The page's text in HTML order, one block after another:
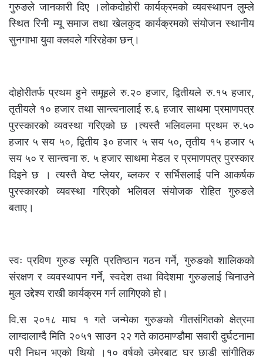
गुरुङले जानकारी दिए ।लोकदोहोरी कार्यक्रमको व्यवस्थापन लुम्ले
स्थित रिनी म्यू समाज तथा खेलकुद कार्यक्रमको संयोजन स्थानीय
सुनगाभा युवा क्लवले गरिरहेका छन्।
दोहोरीतर्फ प्रथम हुने समूहले रु.२० हजार, द्वितीयले रु.१५ हजार,
तृतीयले १० हजार तथा सान्त्वनालाई रु.६ हजार साथमा प्रमाणपत्र
पुरस्कारको व्यवस्था गरिएको छ ।त्यस्तै भलिवलमा प्रथम रु.५०
हजार ५ सय ५०, द्वितीय ३० हजार ५ सय ५०, तृतीय १५ हजार ५
सय ५० र सान्त्वना रु. ५ हजार साथमा मेडल र प्रमाणपत्र पुरस्कार
दिइने छ । त्यस्तै वेष्ट प्लेयर, ब्लकर र सर्भिसलाई पनि आकर्षक
पुरस्कारको व्यवस्था गरिएको भलिवल संयोजक रोहित गुरुङले
बताए।
स्वः प्रविण गुरुङ स्मृति प्रतिष्ठान गठन गर्ने, गुरुङको शालिकको
संरक्षण र व्यवस्थापन गर्ने, स्वदेश तथा विदेशमा गुरुङलाई चिनाउने
मुल उद्देश्य राखी कार्यक्रम गर्न लागिएको हो।
वि.स २०१८ माघ १ गते जन्मेका गुरुङको गीतसंगितको क्षेत्रमा
लाग्दालाग्दै मिति २०५१ साउन २२ गते काठमाण्डौमा सवारी दुर्घटनामा
परी निधन भएको थियो ।१० वर्षको उमेरबाट घर छाडी सांगीतिक